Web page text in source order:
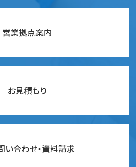
営業拠点案内
お見積もり
い合わせ・資料請求